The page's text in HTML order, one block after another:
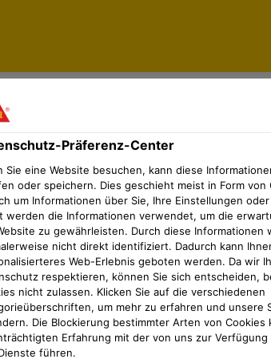
Bauen
Bauen
für Gebäude
Bauen
für
Präferenz-Center
Sie eine Website besuchen, kann diese
oder speichern. Dies geschieht meist in Form von
um Informationen über Sie, Ihre Einstellungen
werden die Informationen verwendet, um die
zu gewährleisten. Durch diese Informationen
nicht direkt identifiziert. Dadurch kann
Web-Erlebnis geboten werden. Da wir
respektieren, können Sie sich entscheiden,
nicht zulassen. Klicken Sie auf die verschiedenen
um mehr zu erfahren und unsere
Die Blockierung bestimmter Arten von Cookies
Erfahrung mit der von uns zur
führen.